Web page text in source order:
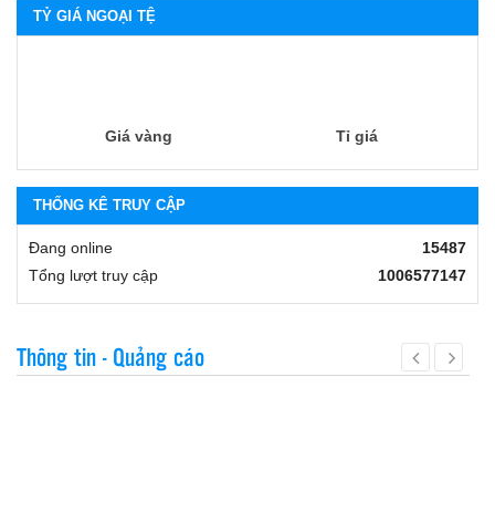
TỶ GIÁ NGOẠI TỆ
Giá vàng Tỉ giá
THỐNG KÊ TRUY CẬP
Đang online
15487
Tổng lượt truy cập
1006577147
Thông tin - Quảng cáo